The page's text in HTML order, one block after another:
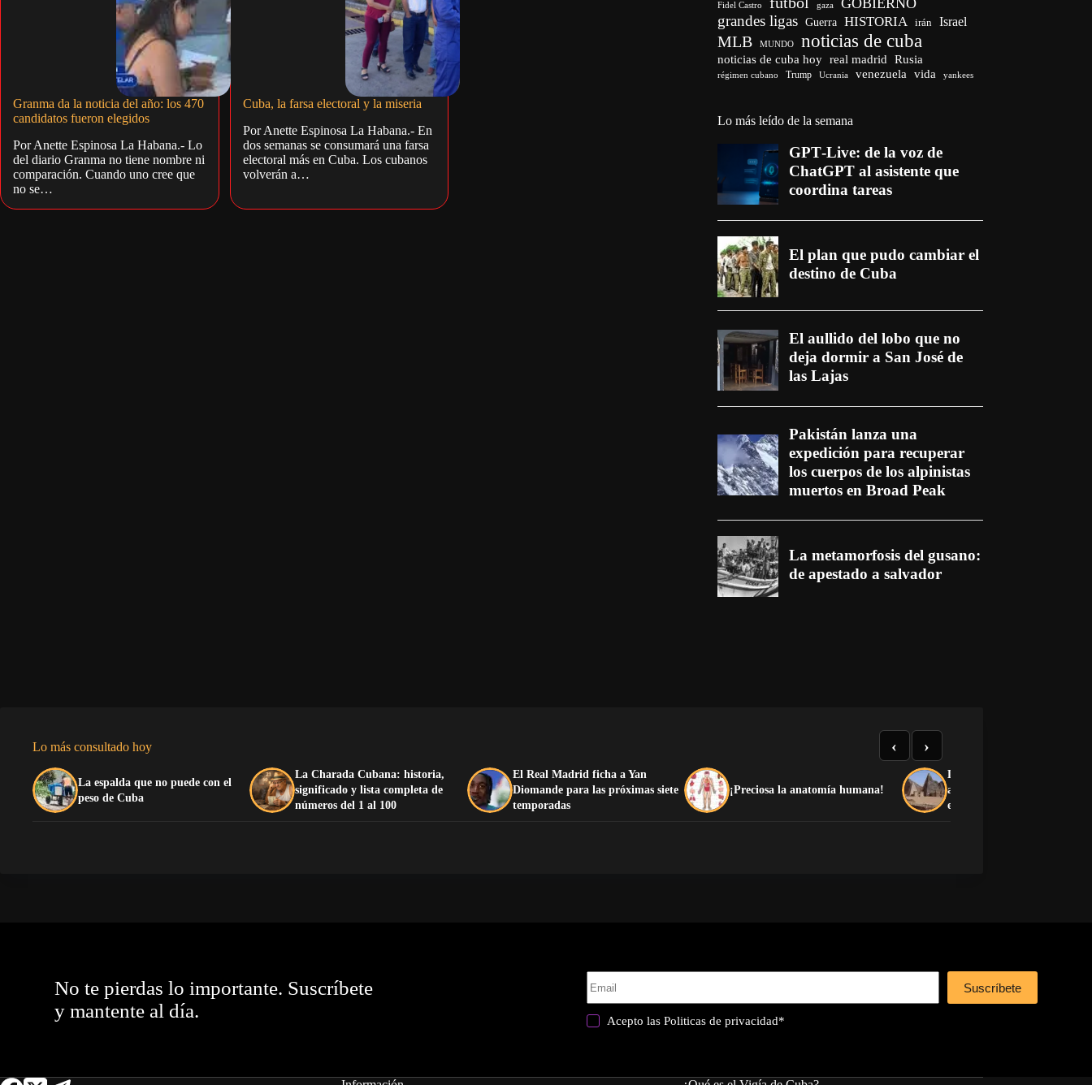
Granma da la noticia del año: los 470
candidatos fueron elegidos
Por Anette Espinosa La Habana.- Lo
del diario Granma no tiene nombre ni
comparación. Cuando uno cree que
no se…
Cuba, la farsa electoral y la miseria
Por Anette Espinosa La Habana.- En
dos semanas se consumará una farsa
electoral más en Cuba. Los cubanos
volverán a…
Fidel Castro gaza
grandes ligas Guerra HISTORIA irán Israel
MLB MUNDO noticias de cuba
noticias de cuba hoy real madrid Rusia
régimen cubano Trump Ucrania venezuela vida yankees
Lo más leído de la semana
Lo más consultado hoy
La espalda que no puede con el
peso de Cuba
La Charada Cubana: historia,
significado y lista completa de
números del 1 al 100
El Real Madrid ficha a Yan
Diomande para las próximas siete
temporadas
¡Preciosa la anatomía humana!
La guerra y la arena
amenazan las pirámides de
en Sudán
‹ ›
No te pierdas lo importante. Suscríbete
y mantente al día.
Suscríbete
Acepto lasPoliticas de privacidad*